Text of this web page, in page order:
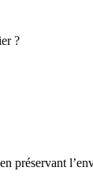
?
préservant